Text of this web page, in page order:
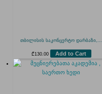
თბილისის საკონცერტო დარბაზი,...
₾ 130.00 Add to Cart